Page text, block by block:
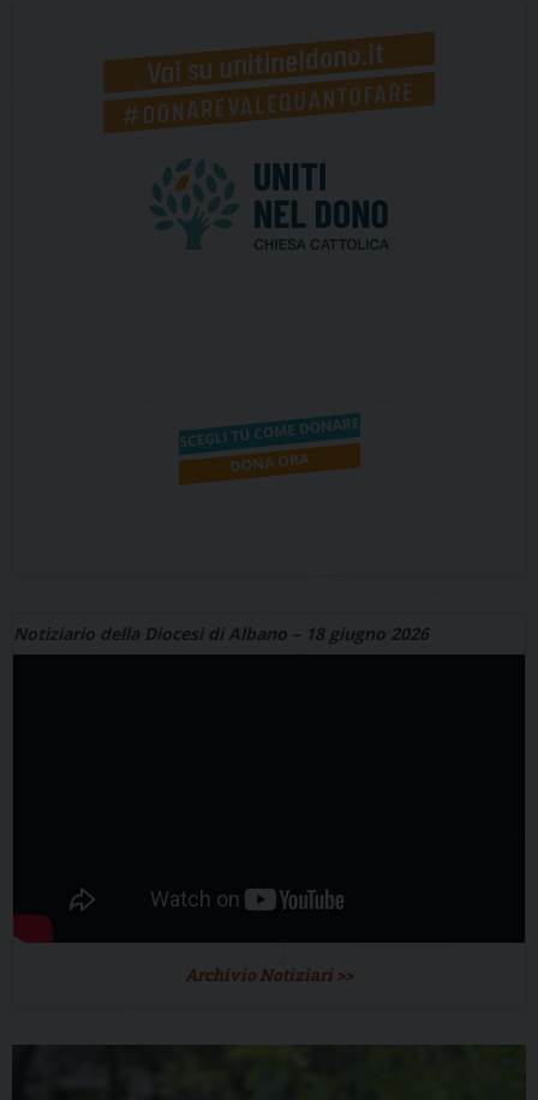
Notiziario della Diocesi di Albano – 18 giugno 2026
Archivio Notiziari >>